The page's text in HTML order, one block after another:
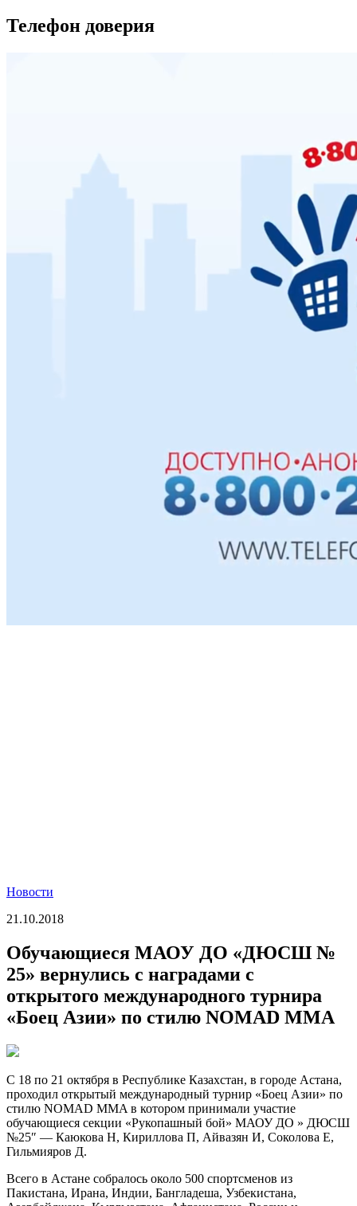
Телефон доверия
Новости
21.10.2018
Обучающиеся МАОУ ДО «ДЮСШ №
25» вернулись с наградами с
открытого международного турнира
«Боец Азии» по стилю NOMAD MMA
С 18 по 21 октября в Республике Казахстан, в городе Астана,
проходил открытый международный турнир «Боец Азии» по
стилю NOMAD MMA в котором принимали участие
обучающиеся секции «Рукопашный бой» МАОУ ДО » ДЮСШ
№25″ — Каюкова Н, Кириллова П, Айвазян И, Соколова Е,
Гильмияров Д.
Всего в Астане собралось около 500 спортсменов из
Пакистана, Ирана, Индии, Бангладеша, Узбекистана,